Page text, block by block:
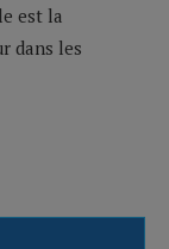
est la
dans les